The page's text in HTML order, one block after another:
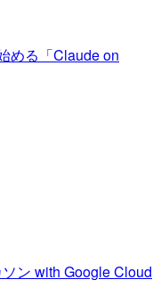
める「Claude on
ン with Google Cloud